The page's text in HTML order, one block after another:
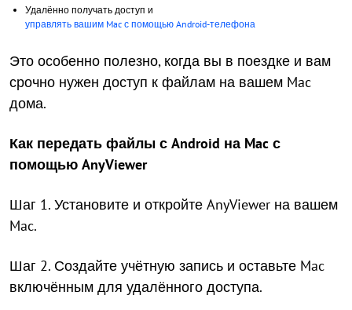
Удалённо получать доступ и
управлять вашим Mac с помощью Android-телефона
Это особенно полезно, когда вы в поездке и вам
срочно нужен доступ к файлам на вашем Mac
дома.
Как передать файлы с Android на Mac с
помощью AnyViewer
Шаг 1. Установите и откройте AnyViewer на вашем
Mac.
Шаг 2. Создайте учётную запись и оставьте Mac
включённым для удалённого доступа.